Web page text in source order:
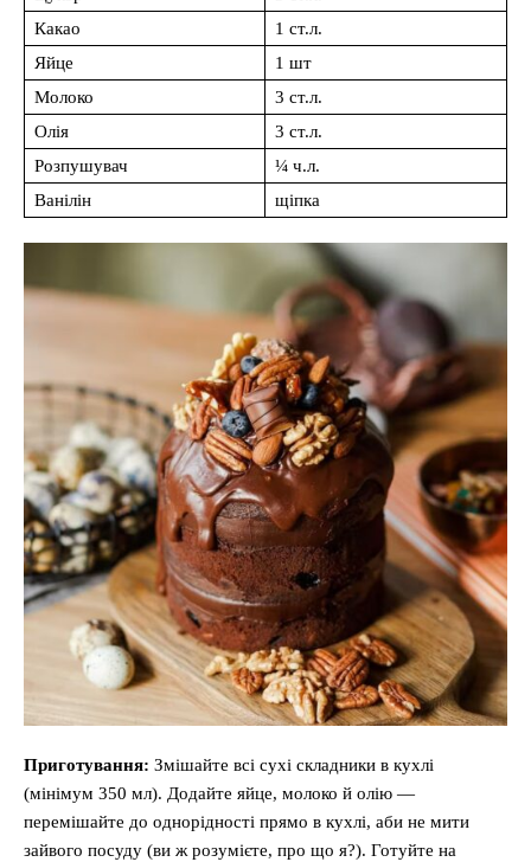
Какао
1 ст.л.
Яйце
1 шт
Молоко
3 ст.л.
Олія
3 ст.л.
Розпушувач
¼ ч.л.
Ванілін
щіпка
Приготування: Змішайте всі сухі складники в кухлі
(мінімум 350 мл). Додайте яйце, молоко й олію —
перемішайте до однорідності прямо в кухлі, аби не мити
зайвого посуду (ви ж розумієте, про що я?). Готуйте на